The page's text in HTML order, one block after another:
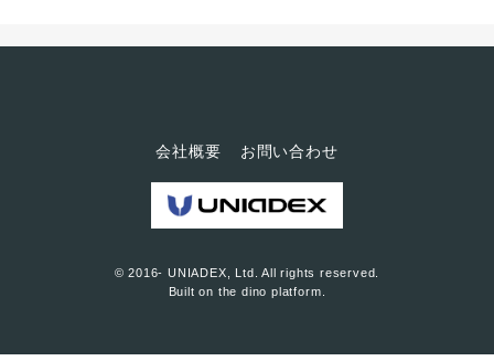
会社概要 お問い合わせ
© 2016- UNIADEX, Ltd. All rights reserved.
Built on the dino platform